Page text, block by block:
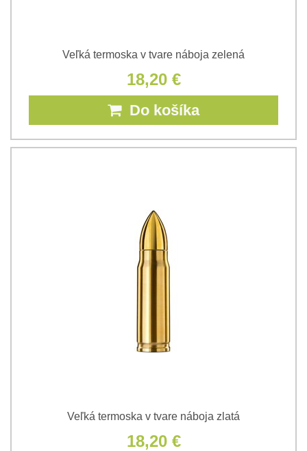
Veľká termoska v tvare náboja zelená
18,20 €
Do košíka
Veľká termoska v tvare náboja zlatá
18,20 €